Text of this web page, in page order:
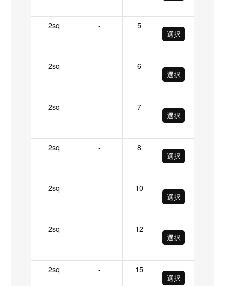
2sq -
5
選択
2sq -
6
選択
2sq -
7
選択
2sq -
8
選択
2sq -
10
選択
2sq -
12
選択
2sq -
15
選択